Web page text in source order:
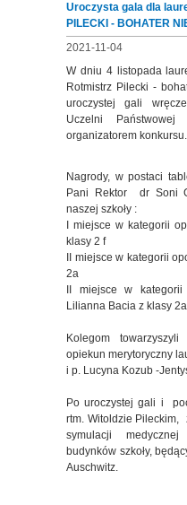
Uroczysta gala dla
PILECKI - BOHATER
2021-11-04
W dniu 4 listopada
Rotmistrz Pilecki -
uroczystej gali
Uczelni
organizatorem konkursu.
Nagrody, w postaci
Pani Rektor dr Soni
naszej szkoły :
I miejsce w kategorii
klasy 2 f
II miejsce w kategorii
2a
II miejsce w
Lilianna Bacia z klasy 2a
Kolegom
opiekun merytoryczny
i p. Lucyna Kozub -
Po uroczystej gali i
rtm. Witoldzie Pileckim,
symulacji
budynków szkoły,
Auschwitz.